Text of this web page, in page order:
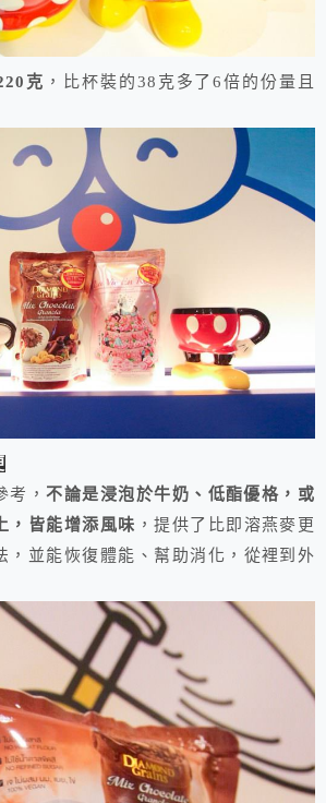
克 ，比杯裝的38克多了6倍的份量且
考，不論是浸泡於牛奶、低酯優格，或
，皆能增添風味 ，提供了比即溶燕麥更
，並能恢復體能、幫助消化，從裡到外